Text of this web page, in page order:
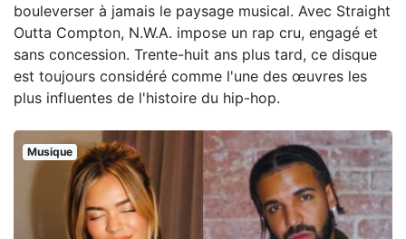
bouleverser à jamais le paysage musical. Avec Straight
Outta Compton, N.W.A. impose un rap cru, engagé et
sans concession. Trente-huit ans plus tard, ce disque
est toujours considéré comme l'une des œuvres les
plus influentes de l'histoire du hip-hop.
Musique